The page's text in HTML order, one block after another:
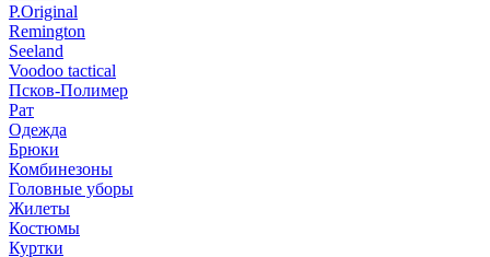
P.Original
Remington
Seeland
Voodoo tactical
Псков-Полимер
Рат
Одежда
Брюки
Комбинезоны
Головные уборы
Жилеты
Костюмы
Куртки